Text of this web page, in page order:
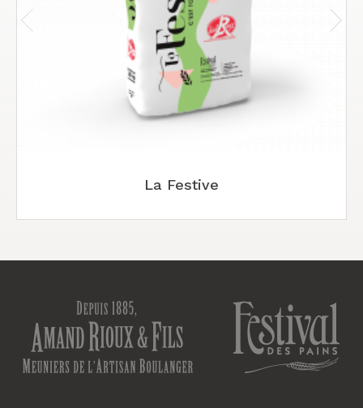
La Festive
prev next